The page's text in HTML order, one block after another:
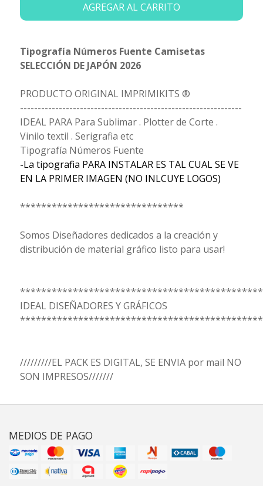
AGREGAR AL CARRITO
Tipografía Números Fuente Camisetas
SELECCIÓN DE JAPÓN 2026
PRODUCTO ORIGINAL IMPRIMIKITS ®
---------------------------------------------------------------
IDEAL PARA Para Sublimar . Plotter de Corte .
Vinilo textil . Serigrafia etc
Tipografía Números Fuente
-La tipografia PARA INSTALAR ES TAL CUAL SE VE
EN LA PRIMER IMAGEN (NO INLCUYE LOGOS)
*******************************
Somos Diseñadores dedicados a la creación y
distribución de material gráfico listo para usar!
IDEAL DISEÑADORES Y GRÁFICOS
/////////EL PACK ES DIGITAL, SE ENVIA por mail NO
SON IMPRESOS///////
MEDIOS DE PAGO